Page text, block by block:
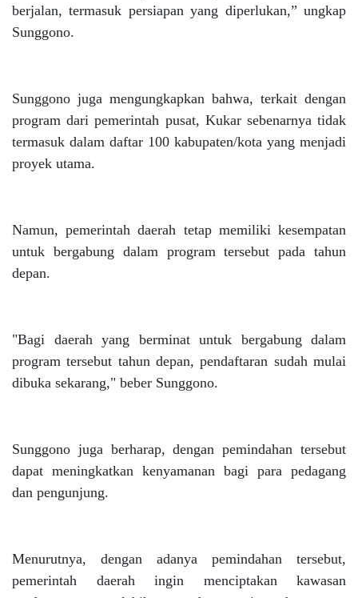
berjalan, termasuk persiapan yang diperlukan,” ungkap
Sunggono.
Sunggono juga mengungkapkan bahwa, terkait dengan
program dari pemerintah pusat, Kukar sebenarnya tidak
termasuk dalam daftar 100 kabupaten/kota yang menjadi
proyek utama.
Namun, pemerintah daerah tetap memiliki kesempatan
untuk bergabung dalam program tersebut pada tahun
depan.
"Bagi daerah yang berminat untuk bergabung dalam
program tersebut tahun depan, pendaftaran sudah mulai
dibuka sekarang," beber Sunggono.
Sunggono juga berharap, dengan pemindahan tersebut
dapat meningkatkan kenyamanan bagi para pedagang
dan pengunjung.
Menurutnya, dengan adanya pemindahan tersebut,
pemerintah daerah ingin menciptakan kawasan